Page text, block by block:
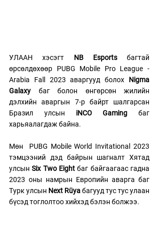
УЛААН хэсэгт NB Esports багтай
өрсөлдөхөөр PUBG Mobile Pro League -
Arabia Fall 2023 аваргууд болох Nigma
Galaxy баг болон өнгөрсөн жилийн
дэлхийн аваргын 7-р байрт шалгарсан
Бразил улсын iNCO Gaming баг
харьяалагдаж байна.
Мөн  PUBG Mobile World Invitational 2023
тэмцээний дэд байрын шагналт Хятад
улсын Six Two Eight баг байгаагаас гадна
2023 оны намрын Европийн аварга баг
Турк улсын Next Rüya багууд тус тус улаан
бүсэд тоглолтоо хийхэд бэлэн болжээ.